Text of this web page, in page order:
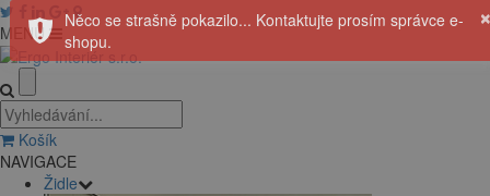
MENU
Košík
NAVIGACE
Židle
Něco se strašně pokazilo... Kontaktujte prosím správce e-
shopu.